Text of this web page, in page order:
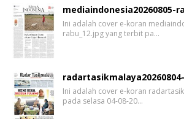
mediaindonesia20260805-
Ini adalah cover e-koran
rabu_12.jpg yang terbit pa…
Ini adalah cover e-koran
pada selasa 04-08-20…